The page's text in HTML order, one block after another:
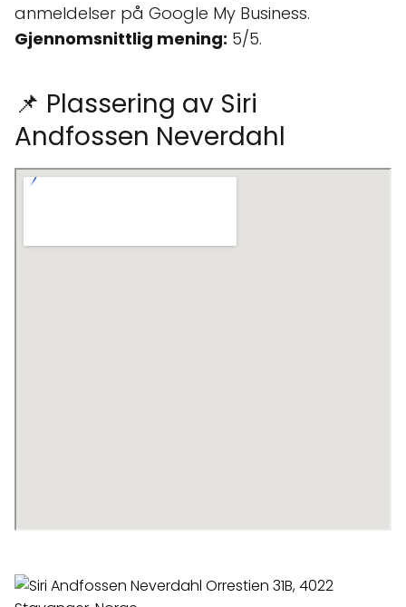
anmeldelser på Google My Business.
Gjennomsnittlig mening: 5/5.
📌 Plassering av Siri
Andfossen Neverdahl